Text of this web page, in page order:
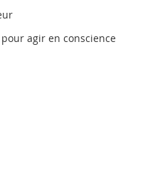
agir en conscience